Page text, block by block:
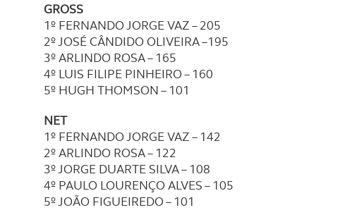
GROSS
1º FERNANDO JORGE VAZ – 205
2º JOSÉ CÂNDIDO OLIVEIRA –195
3º ARLINDO ROSA – 165
4º LUIS FILIPE PINHEIRO – 160
5º HUGH THOMSON – 101
NET
1º FERNANDO JORGE VAZ – 142
2º ARLINDO ROSA – 122
3º JORGE DUARTE SILVA – 108
4º PAULO LOURENÇO ALVES – 105
5º JOÃO FIGUEIREDO – 101